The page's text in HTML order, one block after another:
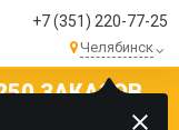
+7 (351) 220-77-25
Челябинск
ЗАКАЗОВ